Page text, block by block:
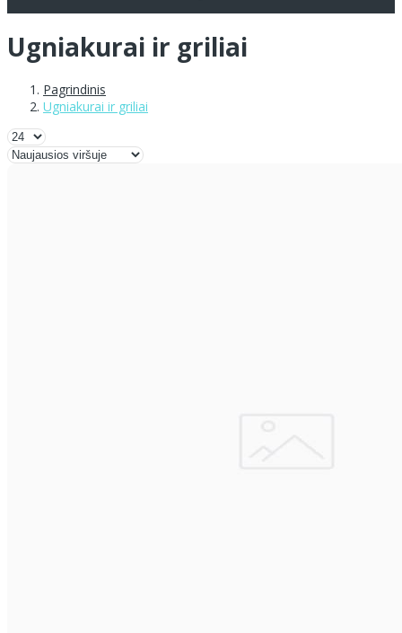
Ugniakurai ir griliai
Pagrindinis
Ugniakurai ir griliai